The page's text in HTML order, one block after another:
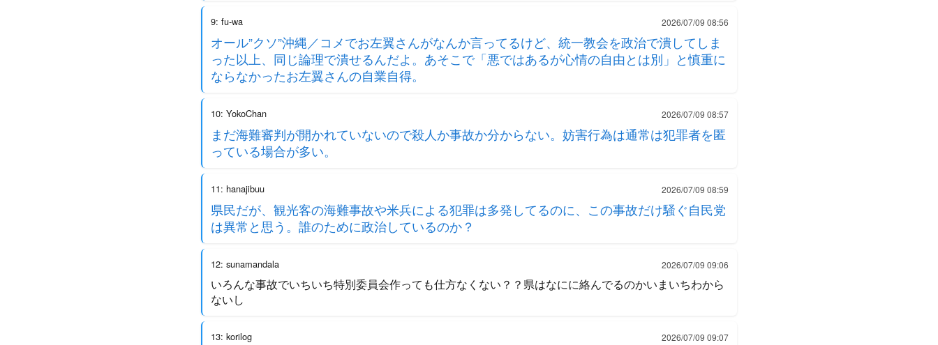
9: fu-wa 2026/07/09 08:56
オール”クソ”沖縄／コメでお左翼さんがなんか言ってるけど、統一教会を政治で潰してしま
った以上、同じ論理で潰せるんだよ。あそこで「悪ではあるが心情の自由とは別」と慎重に
ならなかったお左翼さんの自業自得。
10: YokoChan 2026/07/09 08:57
まだ海難審判が開かれていないので殺人か事故か分からない。妨害行為は通常は犯罪者を匿
っている場合が多い。
11: hanajibuu 2026/07/09 08:59
県民だが、観光客の海難事故や米兵による犯罪は多発してるのに、この事故だけ騒ぐ自民党
は異常と思う。誰のために政治しているのか？
12: sunamandala 2026/07/09 09:06
いろんな事故でいちいち特別委員会作っても仕方なくない？？県はなにに絡んでるのかいまいちわから
ないし
13: korilog 2026/07/09 09:07